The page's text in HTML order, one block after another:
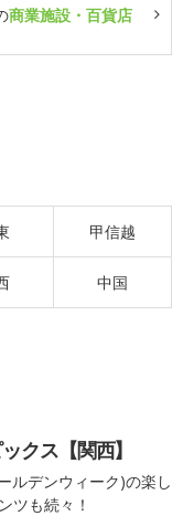
商業施設・百貨店
甲信越
中国
クス【関西】
ルデンウィーク)の楽し
ツも続々！